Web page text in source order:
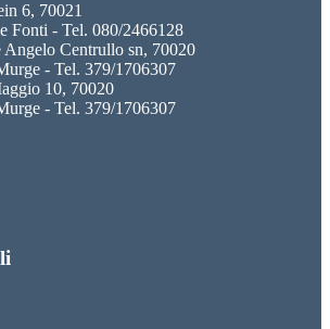
6, 70021
Fonti - Tel. 080/2466128
Angelo Centrullo sn, 70020
- Tel. 379/1706307
10, 70020
- Tel. 379/1706307